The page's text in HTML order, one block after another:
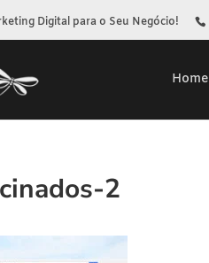
Digital para o Seu Negócio!
Home
2